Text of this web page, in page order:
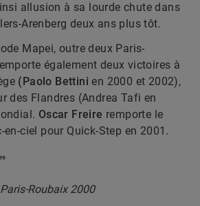
allusion à sa lourde chute dans
Arenberg deux ans plus tôt.
Mapei, outre deux Paris-
également deux victoires à
(Paolo Bettini en 2000 et 2002),
des Flandres (Andrea Tafi en
Oscar Freire remporte le
ciel pour Quick-Step en 2001.